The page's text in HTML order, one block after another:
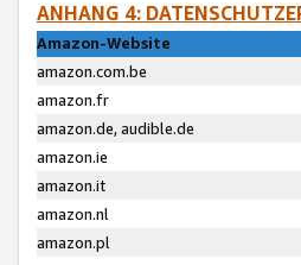
ANHANG 4:
Amazon-Website
amazon.com.be
amazon.fr
amazon.de, audible.de
amazon.ie
amazon.it
amazon.nl
amazon.pl